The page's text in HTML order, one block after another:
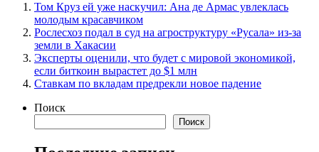
Том Круз ей уже наскучил: Ана де Армас увлеклась
молодым красавчиком
Рослесхоз подал в суд на агроструктуру «Русала» из-за
земли в Хакасии
Эксперты оценили, что будет с мировой экономикой,
если биткоин вырастет до $1 млн
Ставкам по вкладам предрекли новое падение
Поиск
Поиск